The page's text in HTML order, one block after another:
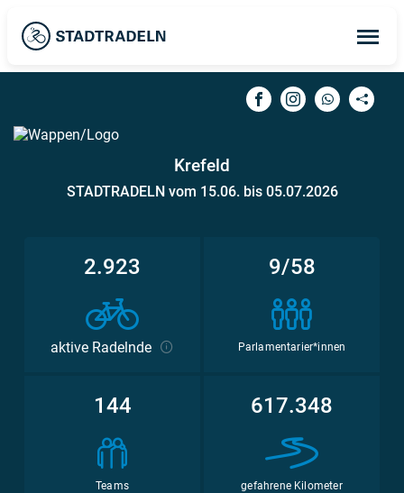
Krefeld
STADTRADELN vom 15.06. bis 05.07.2026
2.923
aktive Radelnde
9/58
Parlamentarier*innen
144
Teams
617.348
gefahrene Kilometer